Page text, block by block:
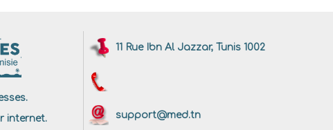
internet.
11 Rue Ibn Al Jazzar, Tunis 1002
support@med.tn